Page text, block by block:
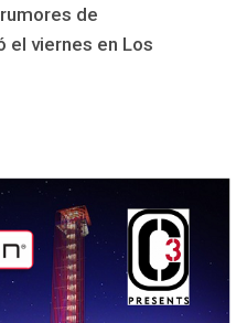
de
el viernes en Los